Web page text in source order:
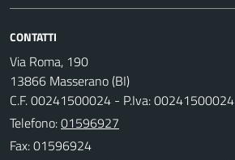
CONTATTI
Via Roma, 190
13866 Masserano (BI)
C.F. 00241500024 - P.Iva: 00241500024
Telefono:01596927
Fax: 01596924